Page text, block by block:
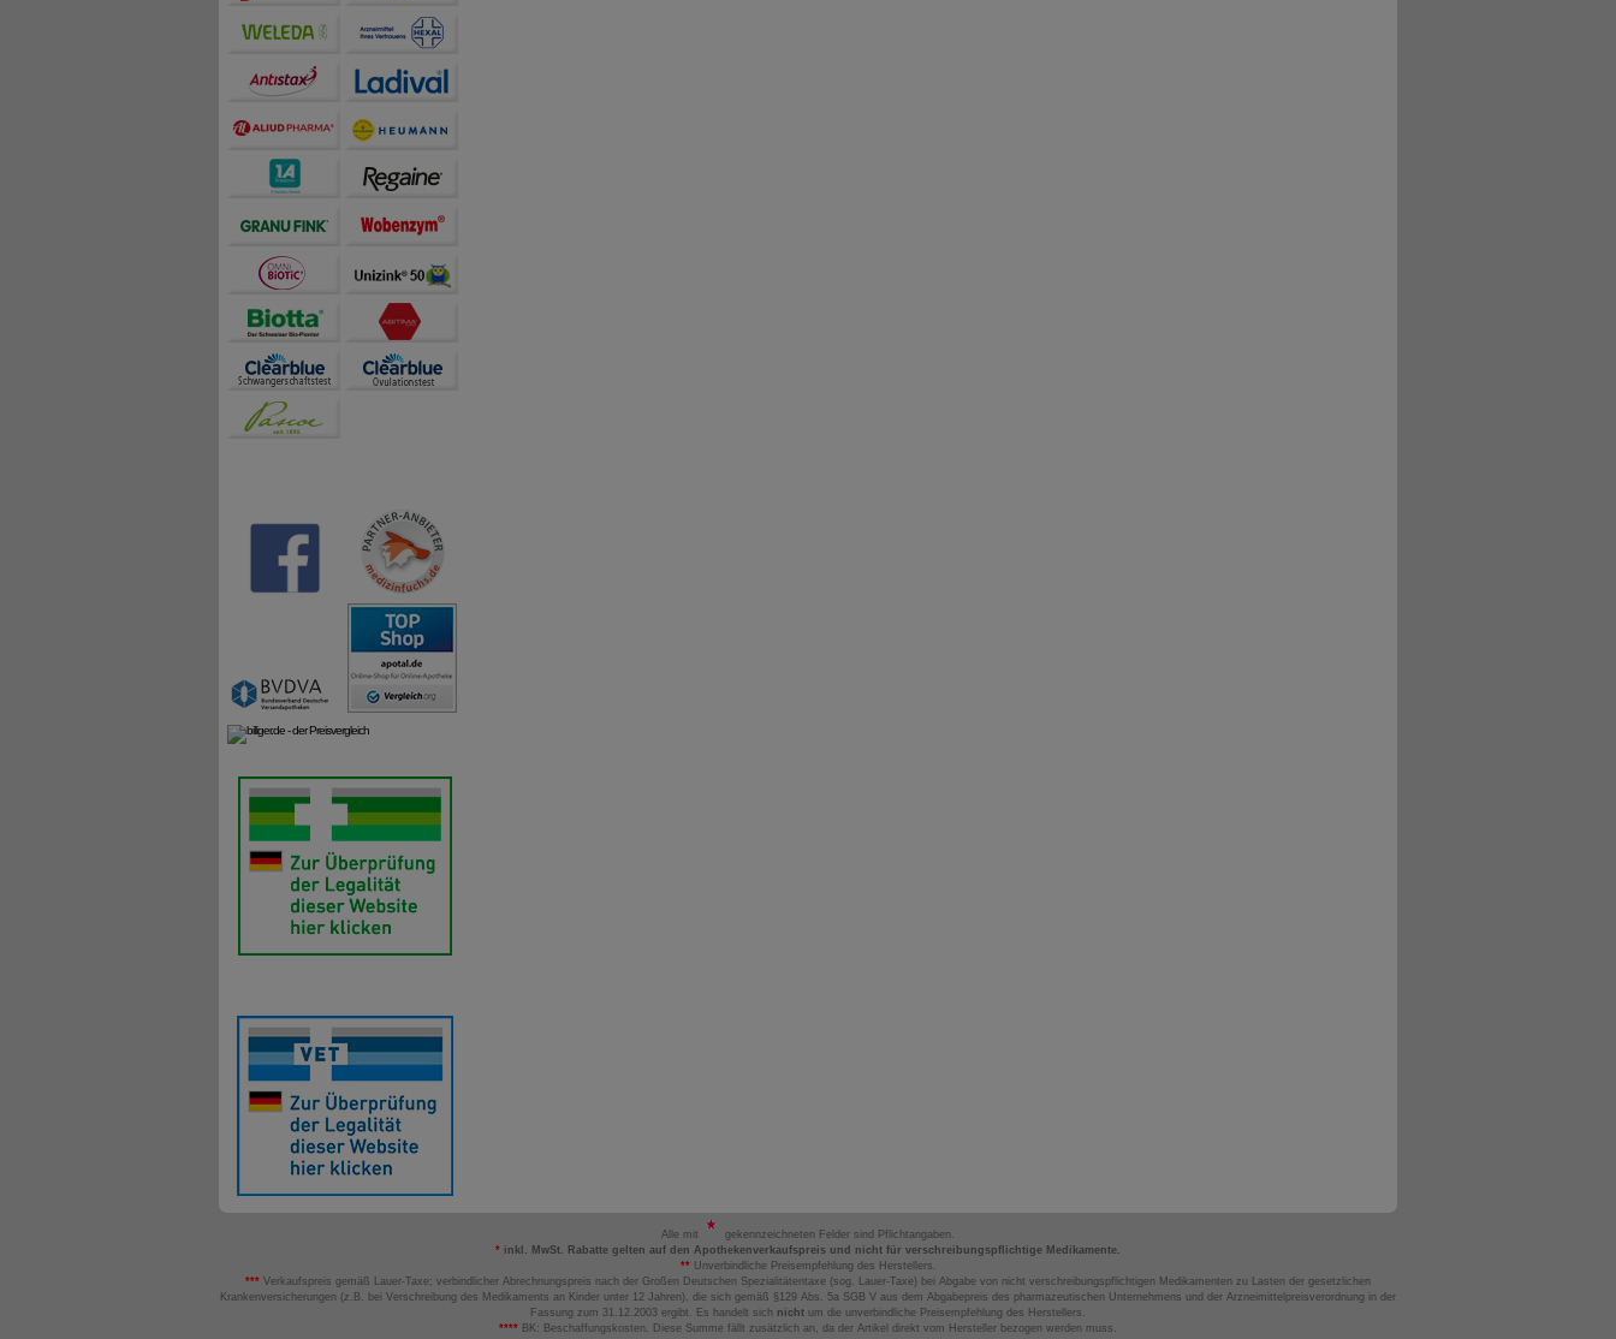
Alle mit
gekennzeichneten Felder sind Pflichtangaben.
* inkl. MwSt. Rabatte gelten auf den Apothekenverkaufspreis und nicht für verschreibungspflichtige Medikamente.
**Unverbindliche Preisempfehlung des Herstellers.
*** Verkaufspreis gemäß Lauer-Taxe; verbindlicher Abrechnungspreis nach der Großen Deutschen Spezialitätentaxe (sog. Lauer-Taxe) bei Abgabe von nicht verschreibungspflichtigen Medikamenten zu Lasten der gesetzlichen
Krankenversicherungen (z.B. bei Verschreibung des Medikaments an Kinder unter 12 Jahren), die sich gemäß §129 Abs. 5a SGB V aus dem Abgabepreis des pharmazeutischen Unternehmens und der Arzneimittelpreisverordnung in der
Fassung zum 31.12.2003 ergibt. Es handelt sich nicht um die unverbindliche Preisempfehlung des Herstellers.
**** BK: Beschaffungskosten. Diese Summe fällt zusätzlich an, da der Artikel direkt vom Hersteller bezogen werden muss.